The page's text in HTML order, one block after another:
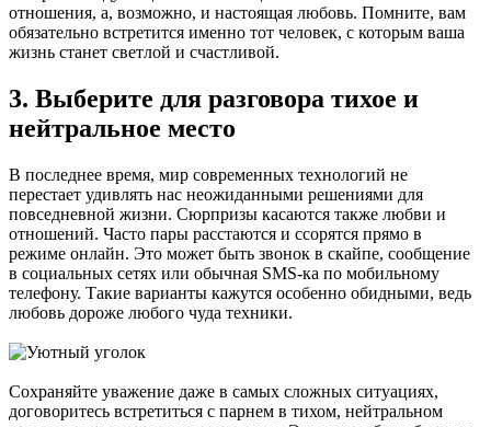
отношения, а, возможно, и настоящая любовь. Помните, вам
обязательно встретится именно тот человек, с которым ваша
жизнь станет светлой и счастливой.
3. Выберите для разговора тихое и
нейтральное место
В последнее время, мир современных технологий не
перестает удивлять нас неожиданными решениями для
повседневной жизни. Сюрпризы касаются также любви и
отношений. Часто пары расстаются и ссорятся прямо в
режиме онлайн. Это может быть звонок в скайпе, сообщение
в социальных сетях или обычная SMS-ка по мобильному
телефону. Такие варианты кажутся особенно обидными, ведь
любовь дороже любого чуда техники.
Сохраняйте уважение даже в самых сложных ситуациях,
договоритесь встретиться с парнем в тихом, нейтральном